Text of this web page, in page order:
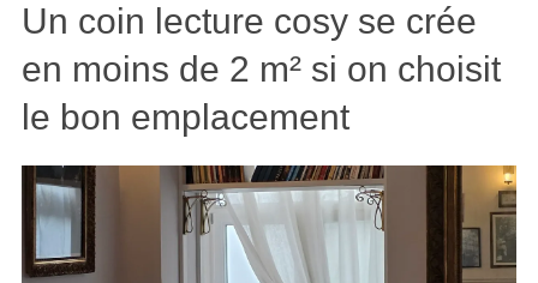
Un coin lecture cosy se crée
en moins de 2 m² si on choisit
le bon emplacement